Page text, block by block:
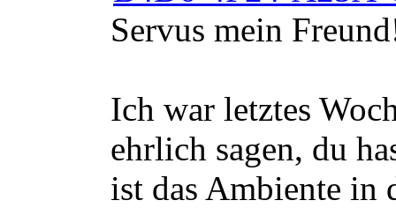
Servus mein
Ich war letztes
ehrlich sagen, du
ist das Ambiente in